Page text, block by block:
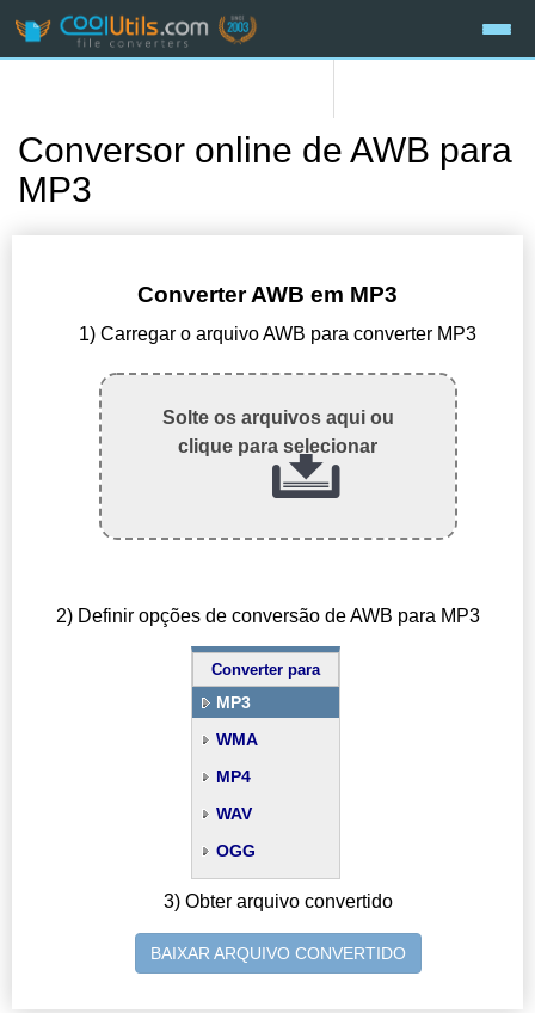
Conversor online de AWB para
MP3
Converter AWB em MP3
1) Carregar o arquivo AWB para converter MP3
Solte os arquivos aqui ou
clique para selecionar
2) Definir opções de conversão de AWB para MP3
Converter para
MP3
WMA
MP4
WAV
OGG
3) Obter arquivo convertido
BAIXAR ARQUIVO CONVERTIDO